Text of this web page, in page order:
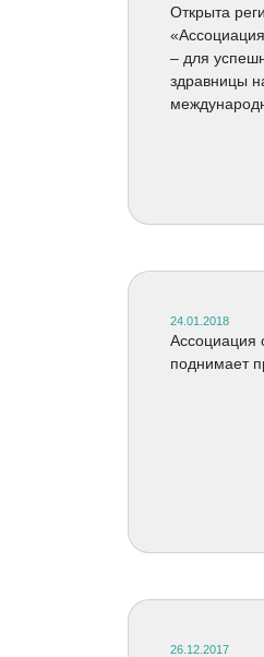
Открыта
– для
здравницы
24.01.2018
Ассоциация
поднимает
26.12.2017